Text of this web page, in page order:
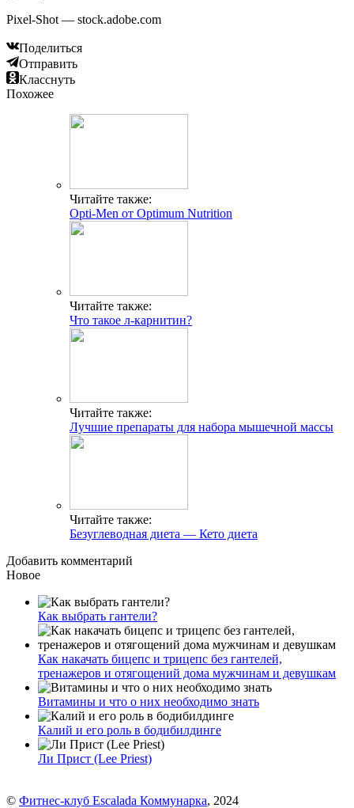
Pixel-Shot — stock.adobe.com
Поделиться
Отправить
Класснуть
Похожее
Читайте также:
Opti-Men от Optimum Nutrition
Читайте также:
Что такое л-карнитин?
Читайте также:
Лучшие препараты для набора мышечной массы
Читайте также:
Безуглеводная диета — Кето диета
Добавить комментарий
Новое
Как выбрать гантели?
Как накачать бицепс и трицепс без гантелей,
тренажеров и отягощений дома мужчинам и девушкам
Витамины и что о них необходимо знать
Калий и его роль в бодибилдинге
Ли Прист (Lee Priest)
© Фитнес-клуб Escalada Коммунарка, 2024